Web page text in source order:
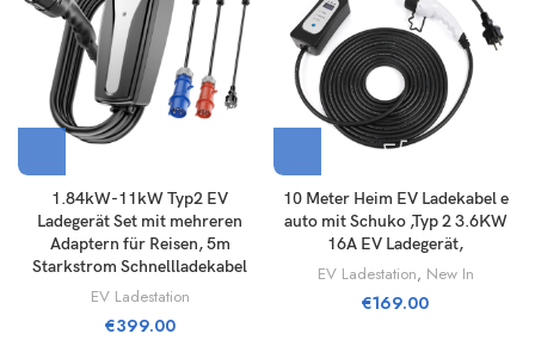
1.84kW-11kW Typ2 EV
Ladegerät Set mit mehreren
Adaptern für Reisen, 5m
Starkstrom Schnellladekabel
EV Ladestation
€399.00
10 Meter Heim EV Ladekabel e
auto mit Schuko ,Typ 2 3.6KW
16A EV Ladegerät,
EV Ladestation, New In
€169.00